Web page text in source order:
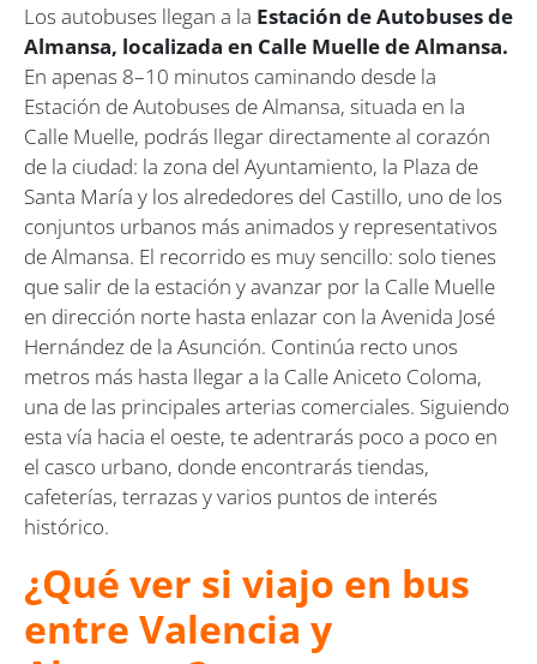
Los autobuses llegan a la Estación de Autobuses de
Almansa, localizada en Calle Muelle de Almansa.
En apenas 8–10 minutos caminando desde la
Estación de Autobuses de Almansa, situada en la
Calle Muelle, podrás llegar directamente al corazón
de la ciudad: la zona del Ayuntamiento, la Plaza de
Santa María y los alrededores del Castillo, uno de los
conjuntos urbanos más animados y representativos
de Almansa. El recorrido es muy sencillo: solo tienes
que salir de la estación y avanzar por la Calle Muelle
en dirección norte hasta enlazar con la Avenida José
Hernández de la Asunción. Continúa recto unos
metros más hasta llegar a la Calle Aniceto Coloma,
una de las principales arterias comerciales. Siguiendo
esta vía hacia el oeste, te adentrarás poco a poco en
el casco urbano, donde encontrarás tiendas,
cafeterías, terrazas y varios puntos de interés
histórico.
¿Qué ver si viajo en bus
entre Valencia y